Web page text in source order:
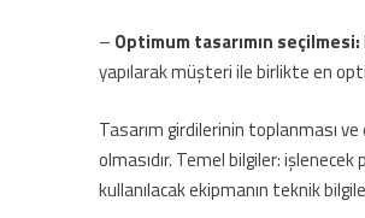
– Optimum tasarımın seçilmesi:
yapılarak müşteri ile birlikte en
Tasarım girdilerinin toplanması
olmasıdır. Temel bilgiler:
kullanılacak ekipmanın teknik